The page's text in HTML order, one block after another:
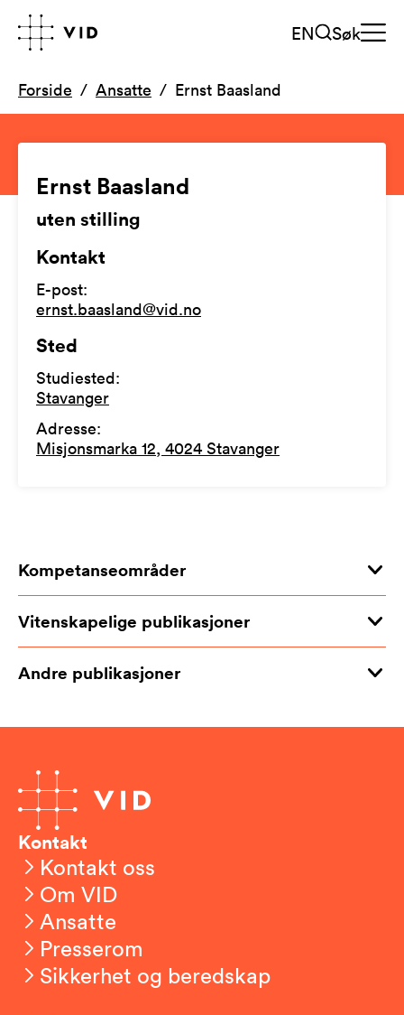
EN Søk
Forside Ansatte Ernst Baasland
Ernst Baasland
uten stilling
Kontakt
E-post:
ernst.baasland@vid.no
Sted
Studiested:
Stavanger
Adresse:
Misjonsmarka 12, 4024 Stavanger
Kompetanseområder
Vitenskapelige publikasjoner
Andre publikasjoner
Kontakt
Kontakt oss
Om VID
Ansatte
Presserom
Sikkerhet og beredskap